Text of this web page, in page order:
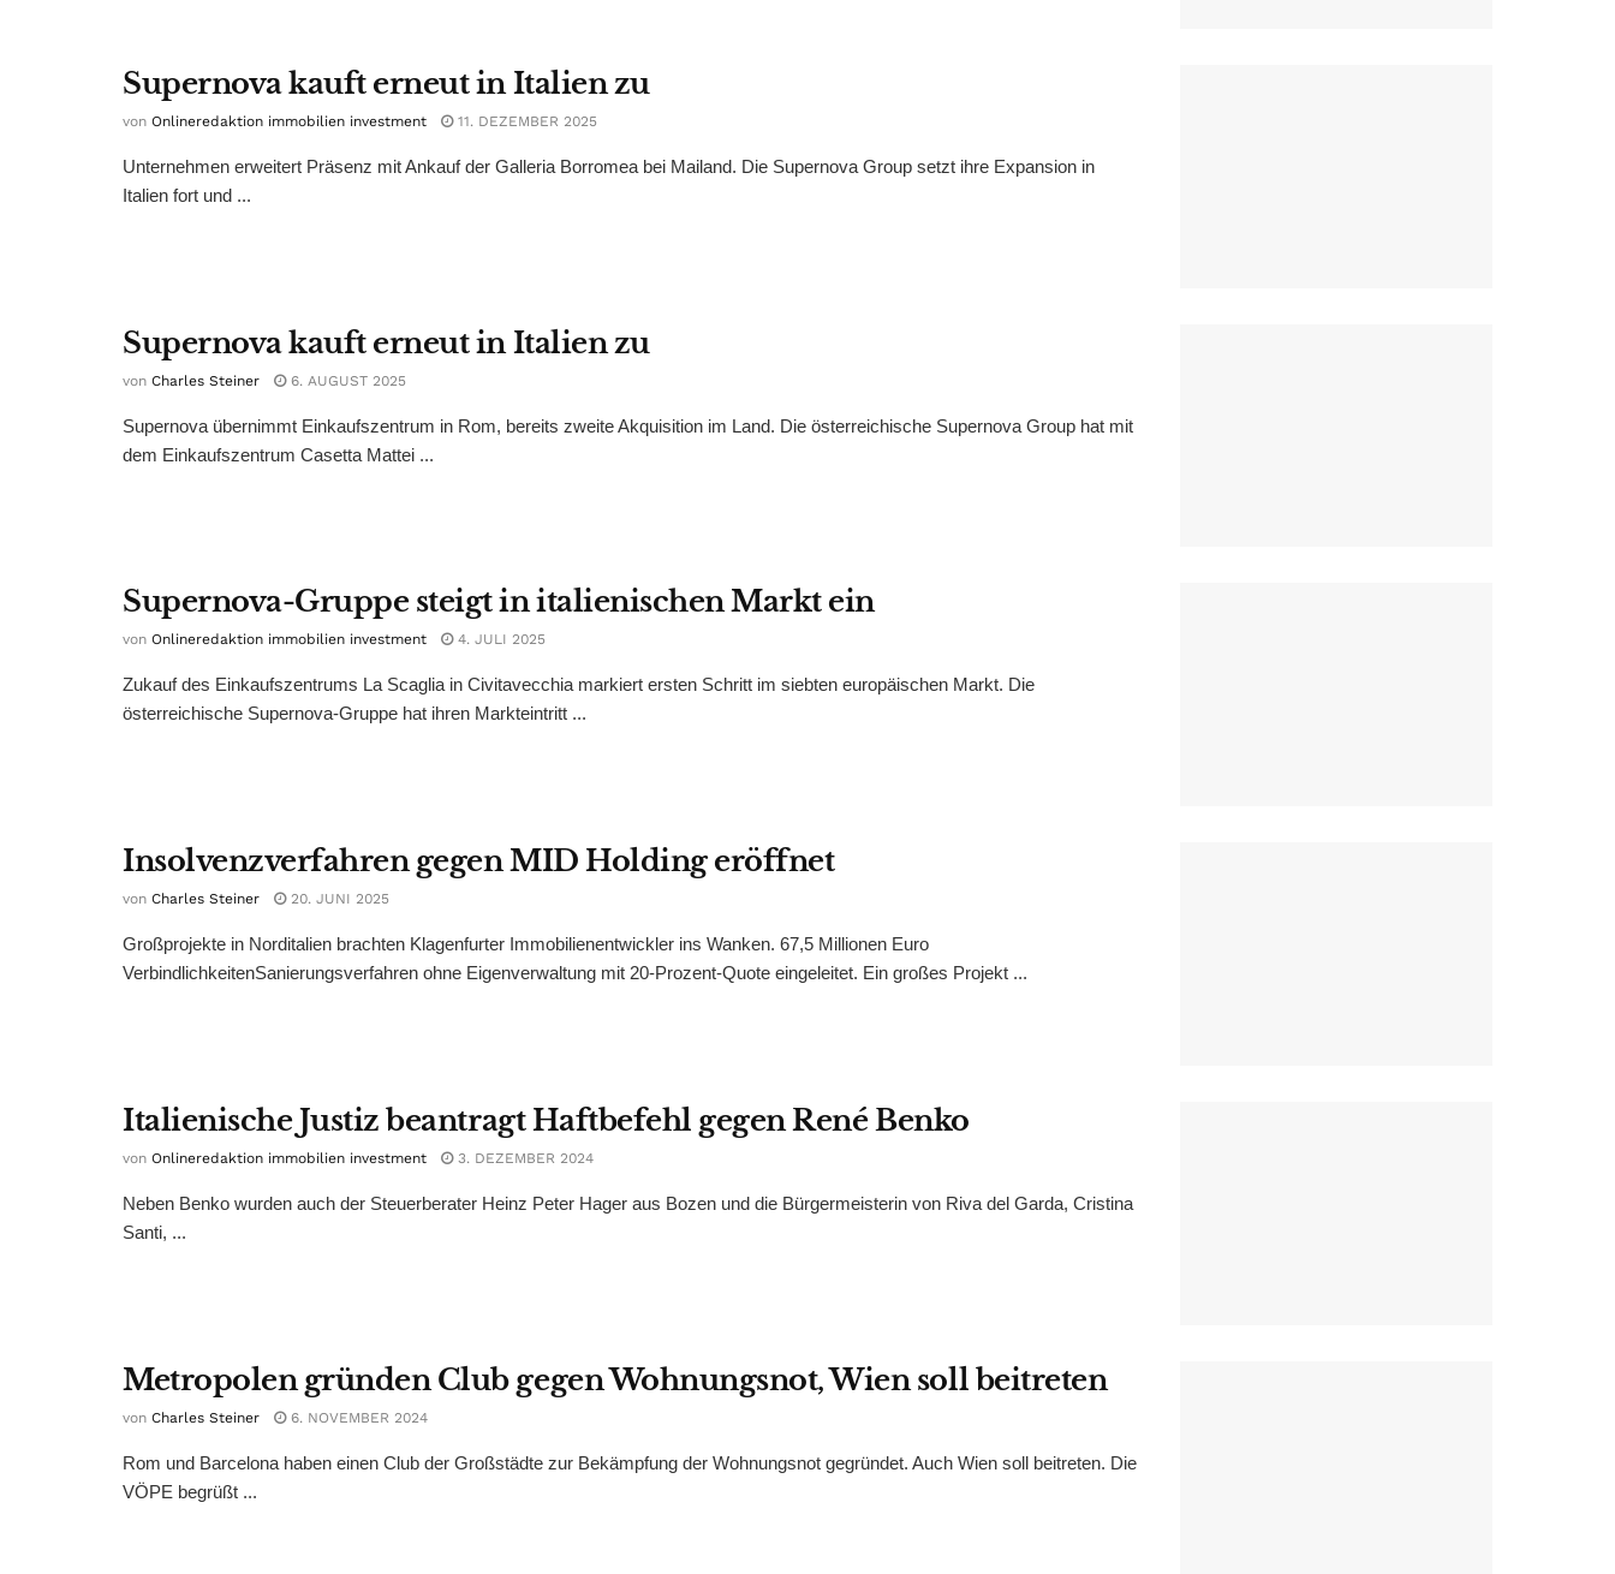
Supernova kauft erneut in Italien zu
von Onlineredaktion immobilien investment 11. DEZEMBER 2025
Unternehmen erweitert Präsenz mit Ankauf der Galleria Borromea bei Mailand. Die Supernova Group setzt ihre Expansion in
Italien fort und ...
Supernova kauft erneut in Italien zu
von Charles Steiner 6. AUGUST 2025
Supernova übernimmt Einkaufszentrum in Rom, bereits zweite Akquisition im Land. Die österreichische Supernova Group hat mit
dem Einkaufszentrum Casetta Mattei ...
Supernova-Gruppe steigt in italienischen Markt ein
von Onlineredaktion immobilien investment 4. JULI 2025
Zukauf des Einkaufszentrums La Scaglia in Civitavecchia markiert ersten Schritt im siebten europäischen Markt. Die
österreichische Supernova-Gruppe hat ihren Markteintritt ...
Insolvenzverfahren gegen MID Holding eröffnet
von Charles Steiner 20. JUNI 2025
Großprojekte in Norditalien brachten Klagenfurter Immobilienentwickler ins Wanken. 67,5 Millionen Euro
VerbindlichkeitenSanierungsverfahren ohne Eigenverwaltung mit 20-Prozent-Quote eingeleitet. Ein großes Projekt ...
Italienische Justiz beantragt Haftbefehl gegen René Benko
von Onlineredaktion immobilien investment 3. DEZEMBER 2024
Neben Benko wurden auch der Steuerberater Heinz Peter Hager aus Bozen und die Bürgermeisterin von Riva del Garda, Cristina
Santi, ...
Metropolen gründen Club gegen Wohnungsnot, Wien soll beitreten
von Charles Steiner 6. NOVEMBER 2024
Rom und Barcelona haben einen Club der Großstädte zur Bekämpfung der Wohnungsnot gegründet. Auch Wien soll beitreten. Die
VÖPE begrüßt ...